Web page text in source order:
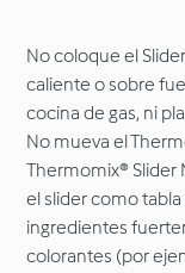
No coloque el
caliente o sobre
cocina de gas, ni
No mueva el
Thermomix® Slider
el slider como
ingredientes
colorantes (por